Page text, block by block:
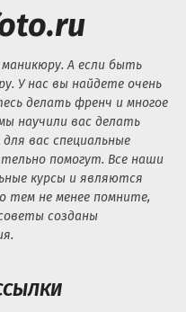
А если быть
У нас вы найдете очень
делать френч и многое
научили вас делать
вас специальные
помогут. Все наши
курсы и являются
тем не менее помните,
созданы